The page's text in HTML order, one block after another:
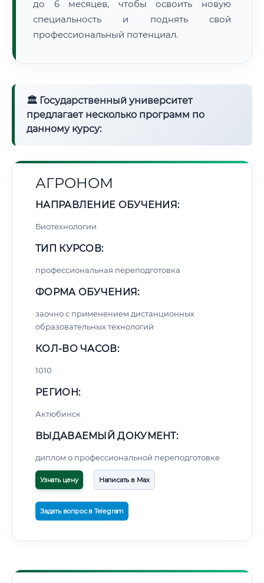
до 6 месяцев, чтобы освоить новую
специальность и поднять свой
профессиональный потенциал.
🏛 Государственный университет
предлагает несколько программ по
данному курсу:
АГРОНОМ
НАПРАВЛЕНИЕ ОБУЧЕНИЯ:
Биотехнологии
ТИП КУРСОВ:
профессиональная переподготовка
ФОРМА ОБУЧЕНИЯ:
заочно с применением дистанционных
образовательных технологий
КОЛ-ВО ЧАСОВ:
1010
РЕГИОН:
Актюбинск
ВЫДАВАЕМЫЙ ДОКУМЕНТ:
диплом о профессиональной переподготовке
Узнать цену Написать в Max
Задать вопрос в Telegram